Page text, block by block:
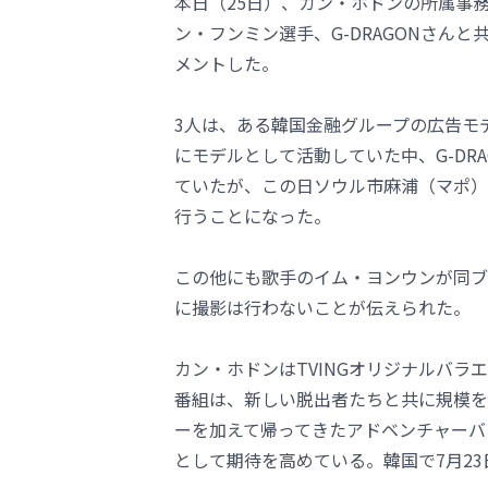
ン・フンミン選手、G-DRAGONさん
メントした。
3人は、ある韓国金融グループの広告
にモデルとして活動していた中、G-
ていたが、この日ソウル市麻浦（マポ
行うことになった。
この他にも歌手のイム・ヨンウンが同
に撮影は行わないことが伝えられた。
カン・ホドンはTVINGオリジナルバラ
番組は、新しい脱出者たちと共に規模
ーを加えて帰ってきたアドベンチャー
として期待を高めている。韓国で7月